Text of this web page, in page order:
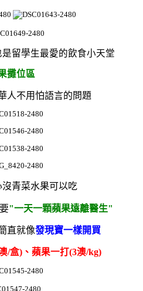
是留學生最愛的飲食小天堂
攤位區
人不用怕語言的問題
青菜水果可以吃
"一天一顆蘋果遠離醫生"
直就像發現寶一樣開買
/盒)、蘋果一打(3澳/kg)